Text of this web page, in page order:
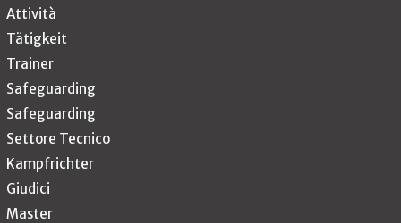
Attività
Tätigkeit
Trainer
Safeguarding
Safeguarding
Settore Tecnico
Kampfrichter
Giudici
Master